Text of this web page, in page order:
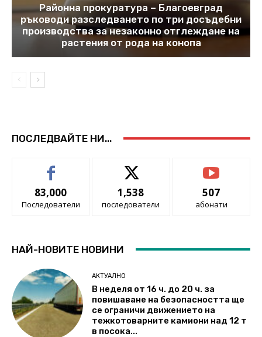
Районна прокуратура – Благоевград
ръководи разследването по три досъдебни
производства за незаконно отглеждане на
растения от рода на конопа
ПОСЛЕДВАЙТЕ НИ...
83,000
Последователи
1,538
последователи
507
абонати
НАЙ-НОВИТЕ НОВИНИ
АКТУАЛНО
В неделя от 16 ч. до 20 ч. за
повишаване на безопасността ще
се ограничи движението на
тежкотоварните камиони над 12 т
в посока...